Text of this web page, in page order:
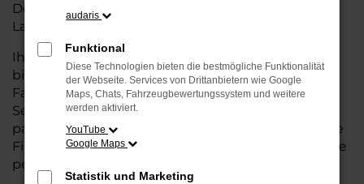
Design, das sowohl in der Stadt als auch auf dem
Land glänzt.
Ihr Audi Autohaus in der Nähe von Nordenham
bietet Ihnen neben einer breiten Auswahl an Audi
Fahrzeugen auch umfassende Beratung und
Service. Wir unterstützen Sie bei der Auswahl des
passenden Modells und bieten maßgeschneiderte
Finanzierungslösungen sowie Leasingoptionen, die
perfekt zu Ihrem Budget und Bedarf passen.
audaris
Funktional
Diese Technologien bieten die bestmögliche Funktionalität
der Webseite. Services von Drittanbietern wie Google
Maps, Chats, Fahrzeugbewertungssystem und weitere
werden aktiviert.
YouTube
Google Maps
Statistik und Marketing